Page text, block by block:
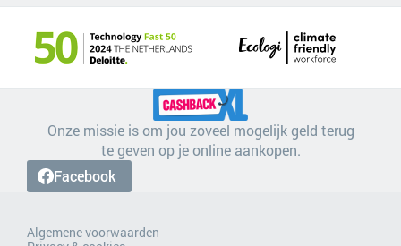
Onze missie is om jou zoveel mogelijk geld terug
te geven op je online aankopen.
Facebook
Algemene voorwaarden